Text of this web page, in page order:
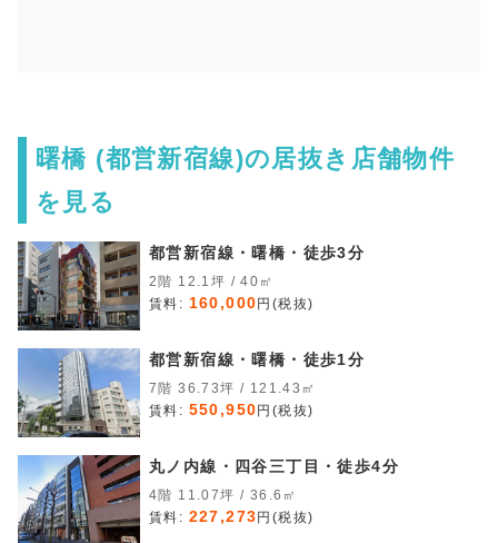
曙橋 (都営新宿線)の居抜き店舗物件
を見る
都営新宿線・曙橋・徒歩3分
2階 12.1坪 / 40㎡
賃料: 160,000 円(税抜)
都営新宿線・曙橋・徒歩1分
7階 36.73坪 / 121.43㎡
賃料: 550,950 円(税抜)
丸ノ内線・四谷三丁目・徒歩4分
4階 11.07坪 / 36.6㎡
賃料: 227,273 円(税抜)